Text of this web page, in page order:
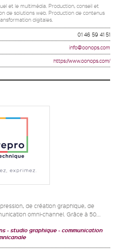
et le multimédia. Production, conseil et
de solutions web. Production de contenus
digitales.
01 46 59 41 51
info@oonops.com
https://www.oonops.com/
de création graphique, de
omni-channel. Grâce à 50...
studio graphique
communication